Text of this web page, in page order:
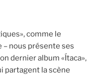
comme le
nous présente ses
dernier album «Ítaca»,
partagent la scène